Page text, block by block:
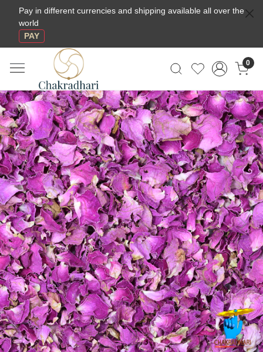
Pay in different currencies and shipping available all over the
world
PAY
0
Previous Next